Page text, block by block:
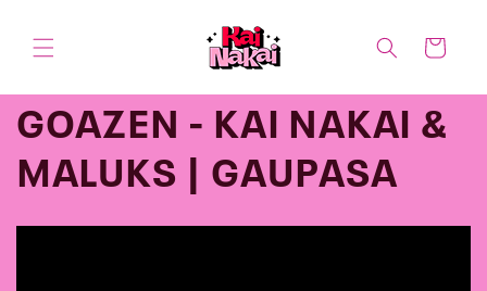
al contenido
Carrito
GOAZEN - KAI NAKAI &
MALUKS | GAUPASA